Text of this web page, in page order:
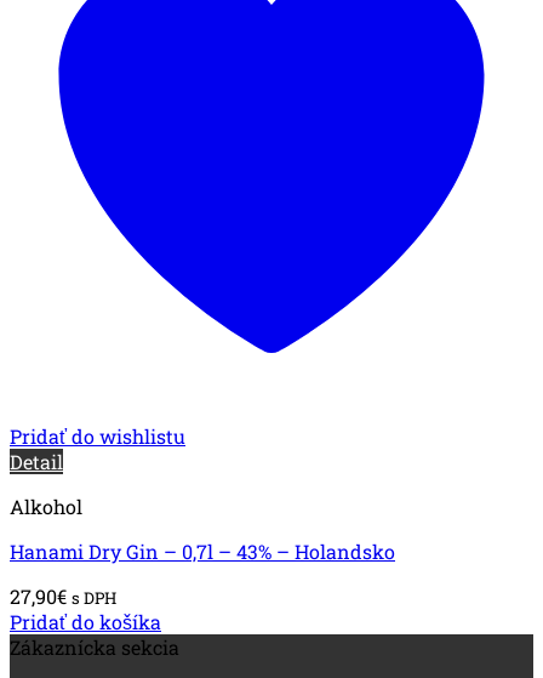
Pridať do wishlistu
Detail
Alkohol
Hanami Dry Gin – 0,7l – 43% – Holandsko
27,90€ s DPH
Pridať do košíka
Zákaznícka sekcia